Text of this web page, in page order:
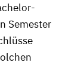
Semester